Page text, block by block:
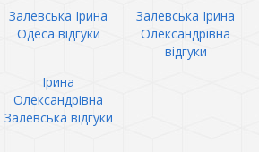
Залевська Ірина
Одеса відгуки
Залевська Ірина
Олександрівна
відгуки
Ірина
Олександрівна
Залевська відгуки